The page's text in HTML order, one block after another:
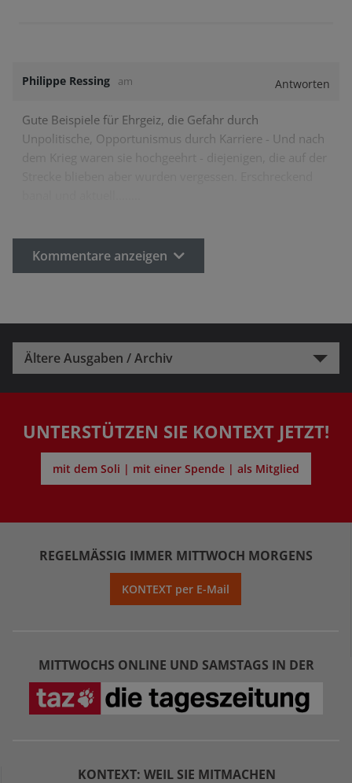
Philippe Ressing am Antworten
Gute Beispiele für Ehrgeiz, die Gefahr durch
Unpolitische, Opportunismus durch Karriere - Und nach
Kommentare anzeigen
Ältere Ausgaben / Archiv
UNTERSTÜTZEN SIE KONTEXT JETZT!
mit dem Soli | mit einer Spende | als Mitglied
REGELMÄSSIG IMMER MITTWOCH MORGENS
KONTEXT per E-Mail
MITTWOCHS ONLINE UND SAMSTAGS IN DER
KONTEXT: WEIL SIE MITMACHEN